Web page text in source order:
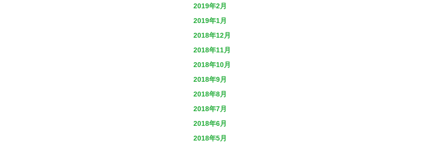
2019年2月
2019年1月
2018年12月
2018年11月
2018年10月
2018年9月
2018年8月
2018年7月
2018年6月
2018年5月